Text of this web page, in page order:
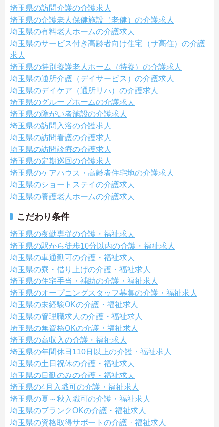
埼玉県の訪問介護の介護求人
埼玉県の介護老人保健施設（老健）の介護求人
埼玉県の有料老人ホームの介護求人
埼玉県のサービス付き高齢者向け住宅（サ高住）の介護
求人
埼玉県の特別養護老人ホーム（特養）の介護求人
埼玉県の通所介護（デイサービス）の介護求人
埼玉県のデイケア（通所リハ）の介護求人
埼玉県のグループホームの介護求人
埼玉県の障がい者施設の介護求人
埼玉県の訪問入浴の介護求人
埼玉県の訪問看護の介護求人
埼玉県の訪問診療の介護求人
埼玉県の定期巡回の介護求人
埼玉県のケアハウス・高齢者住宅地の介護求人
埼玉県のショートステイの介護求人
埼玉県の養護老人ホームの介護求人
こだわり条件
埼玉県の夜勤専従の介護・福祉求人
埼玉県の駅から徒歩10分以内の介護・福祉求人
埼玉県の車通勤可の介護・福祉求人
埼玉県の寮・借り上げの介護・福祉求人
埼玉県の住宅手当・補助の介護・福祉求人
埼玉県のオープニングスタッフ募集の介護・福祉求人
埼玉県の未経験OKの介護・福祉求人
埼玉県の管理職求人の介護・福祉求人
埼玉県の無資格OKの介護・福祉求人
埼玉県の高収入の介護・福祉求人
埼玉県の年間休日110日以上の介護・福祉求人
埼玉県の土日祝休の介護・福祉求人
埼玉県の日勤のみの介護・福祉求人
埼玉県の4月入職可の介護・福祉求人
埼玉県の夏～秋入職可の介護・福祉求人
埼玉県のブランクOKの介護・福祉求人
埼玉県の資格取得サポートの介護・福祉求人